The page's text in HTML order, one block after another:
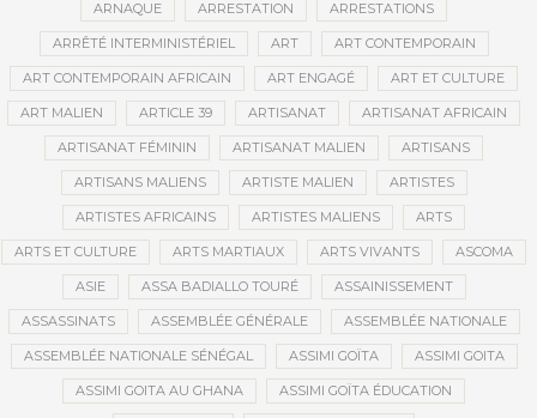
ARNAQUE ARRESTATION ARRESTATIONS
ARRÊTÉ INTERMINISTÉRIEL ART ART CONTEMPORAIN
ART CONTEMPORAIN AFRICAIN ART ENGAGÉ ART ET CULTURE
ART MALIEN ARTICLE 39 ARTISANAT ARTISANAT AFRICAIN
ARTISANAT FÉMININ ARTISANAT MALIEN ARTISANS
ARTISANS MALIENS ARTISTE MALIEN ARTISTES
ARTISTES AFRICAINS ARTISTES MALIENS ARTS
ARTS ET CULTURE ARTS MARTIAUX ARTS VIVANTS ASCOMA
ASIE ASSA BADIALLO TOURÉ ASSAINISSEMENT
ASSASSINATS ASSEMBLÉE GÉNÉRALE ASSEMBLÉE NATIONALE
ASSEMBLÉE NATIONALE SÉNÉGAL ASSIMI GOÏTA ASSIMI GOITA
ASSIMI GOITA AU GHANA ASSIMI GOÏTA ÉDUCATION